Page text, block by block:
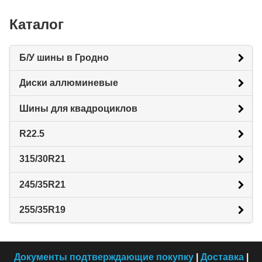
Каталог
Б/У шины в Гродно
Диски аллюминевые
Шины для квадроциклов
R22.5
315/30R21
245/35R21
255/35R19
Документы подтверждающие покупку| Доставка|